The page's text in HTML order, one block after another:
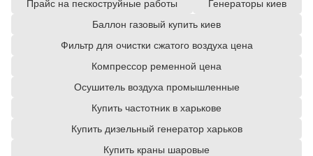
Прайс на пескоструйные работы
Генераторы киев
Баллон газовый купить киев
Фильтр для очистки сжатого воздуха цена
Компрессор ременной цена
Осушитель воздуха промышленные
Купить частотник в харькове
Купить дизельный генератор харьков
Купить краны шаровые